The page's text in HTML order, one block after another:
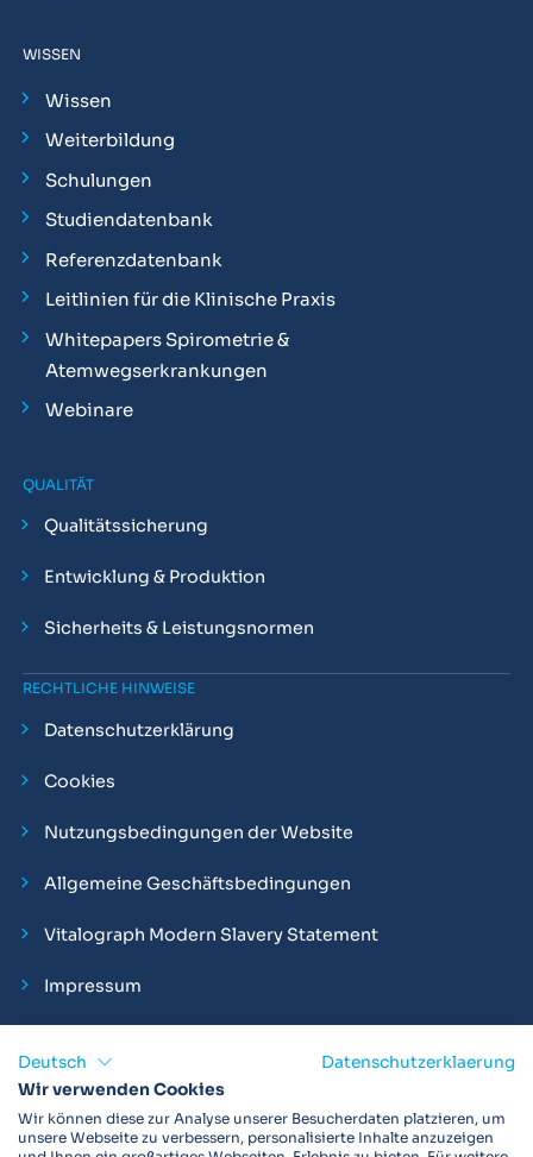
WISSEN
Wissen
Weiterbildung
Schulungen
Studiendatenbank
Referenzdatenbank
Leitlinien für die Klinische Praxis
Whitepapers Spirometrie &
Atemwegserkrankungen
Webinare
QUALITÄT
Qualitätssicherung
Entwicklung & Produktion
Sicherheits & Leistungsnormen
RECHTLICHE HINWEISE
Datenschutzerklärung
Cookies
Nutzungsbedingungen der Website
Allgemeine Geschäftsbedingungen
Vitalograph Modern Slavery Statement
Impressum
Vitalograph ist ein internationaler Hersteller von Spirometern,
EKGs und Bakterien-Viren-Filtern zur sicheren
Deutsch
Datenschutzerklaerung
Wir verwenden Cookies
Wir können diese zur Analyse unserer Besucherdaten platzieren, um
unsere Webseite zu verbessern, personalisierte Inhalte anzuzeigen